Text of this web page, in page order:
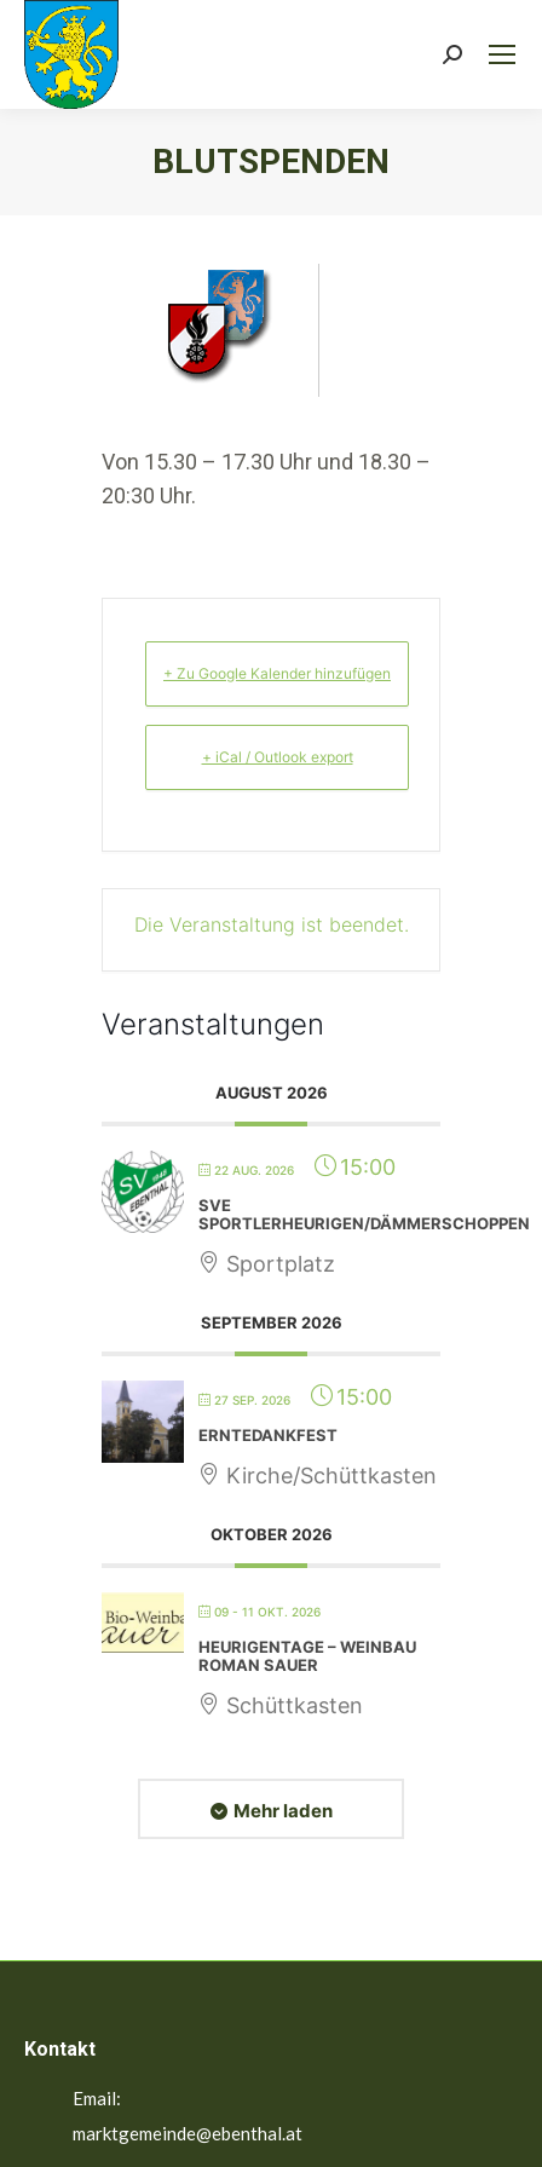
Search:
BLUTSPENDEN
Von 15.30 – 17.30 Uhr und 18.30 –
20:30 Uhr.
+ Zu Google Kalender hinzufügen
+ iCal / Outlook export
Die Veranstaltung ist beendet.
Veranstaltungen
AUGUST 2026
22 AUG. 2026 15:00
SVE
SPORTLERHEURIGEN/DÄMMERSCHOPPEN
Sportplatz
SEPTEMBER 2026
27 SEP. 2026 15:00
ERNTEDANKFEST
Kirche/Schüttkasten
OKTOBER 2026
09 - 11 OKT. 2026
HEURIGENTAGE – WEINBAU
ROMAN SAUER
Schüttkasten
Mehr laden
Kontakt
Email:
marktgemeinde@ebenthal.at